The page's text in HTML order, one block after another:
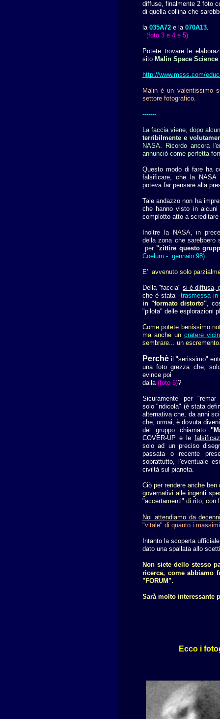
diffuse, finalmente 2 foto
di quella collina che
la 035A72 e la 070A13.
(foto 3 e 4 e 5)
Potete trovare le
sito Malin Space
http://www.msss.com/
Malin è un valentissimo
settore fotografico.
-------
La faccia viene, dopo
terribilmente e
NASA. Ricordo ancora
annunciò come perfetta
Questo modo di fare ha
falsificare, che la
poteva far pensare alla
Tale andazzo non ha
che hanno visto in alcuni
complotto atto a
Inoltre la NASA, in
della zona che sarebbero
per"zittire questo
Coelum - gennaio 98).
E' avvenuto solo
Della "faccia" si è diffusa,
che è stata trasmessa in
in "formato distorto",
"pilota" delle esplorazioni
Come potete benissimo
ma anche un cratere
sembrare... un
Perchè il "serissimo"
una foto grezza che,
evince poi
dalla (foto 6)?
Sicuramente per
solo "ridicola" (è stata
alternativa che, da anni
che, ormai, è dovuta
del gruppo chiamato
COVER-UP e le
solo ad un preciso
passata o recente
soprattutto, l'eventuale
civiltà sul pianeta.
Ciò per rendere anche
governativi alle ingenti
"accertamenti" di rito, con
Noi attendiamo da
"vitale" di quanto i
Intanto la scoperta
dato una spallata allo
Non siete dello stesso
ricerca, come abbiamo
"FORUM".
Sarà molto interessante
Ecco i